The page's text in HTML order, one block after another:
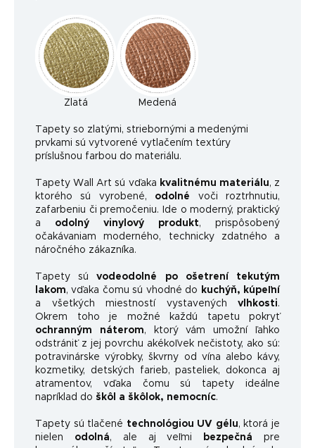
Zlatá Medená
Tapety so zlatými, striebornými a medenými
prvkami sú vytvorené vytlačením textúry
príslušnou farbou do materiálu.
Tapety Wall Art sú vďaka kvalitnému materiálu, z
ktorého sú vyrobené, odolné voči roztrhnutiu,
zafarbeniu či premočeniu. Ide o moderný, praktický
a odolný vinylový produkt, prispôsobený
očakávaniam moderného, ​​technicky zdatného a
náročného zákazníka.
Tapety súvodeodolné po ošetrení tekutým
lakom, vďaka čomu sú vhodné do
kuchýň, kúpeľní
a všetkých miestností vystavených vlhkosti.
Okrem toho je možné každú tapetu pokryť
ochranným náterom, ktorý vám umožní ľahko
odstrániť z jej povrchu akékoľvek nečistoty, ako sú:
potravinárske výrobky, škvrny od vína alebo kávy,
kozmetiky, detských farieb, pasteliek, dokonca aj
atramentov, vďaka čomu sú tapety ideálne
napríklad do škôl a škôlok, nemocníc.
Tapety sú tlačené technológiou UV gélu, ktorá je
nielen odolná, ale aj veľmi bezpečná pre